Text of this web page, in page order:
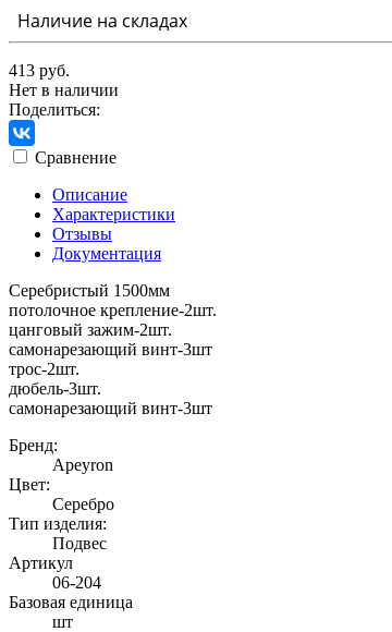
Наличие на складах
413 руб.
Нет в наличии
Поделиться:
Сравнение
Описание
Характеристики
Отзывы
Документация
Серебристый 1500мм
потолочное крепление-2шт.
цанговый зажим-2шт.
самонарезающий винт-3шт
трос-2шт.
дюбель-3шт.
самонарезающий винт-3шт
Бренд:
Apeyron
Цвет:
Серебро
Тип изделия:
Подвес
Артикул
06-204
Базовая единица
шт